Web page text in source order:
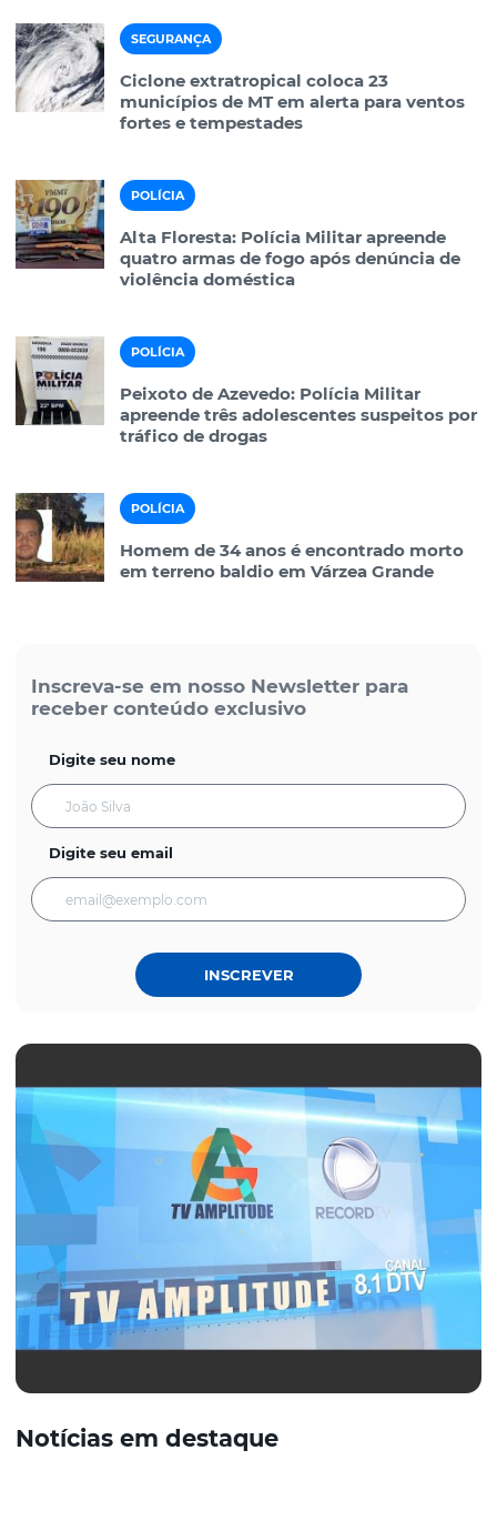
SEGURANÇA
Ciclone extratropical coloca 23
municípios de MT em alerta para ventos
fortes e tempestades
POLÍCIA
Alta Floresta: Polícia Militar apreende
quatro armas de fogo após denúncia de
violência doméstica
POLÍCIA
Peixoto de Azevedo: Polícia Militar
apreende três adolescentes suspeitos por
tráfico de drogas
POLÍCIA
Homem de 34 anos é encontrado morto
em terreno baldio em Várzea Grande
Inscreva-se em nosso Newsletter para
receber conteúdo exclusivo
Digite seu nome
Digite seu email
INSCREVER
Notícias em destaque